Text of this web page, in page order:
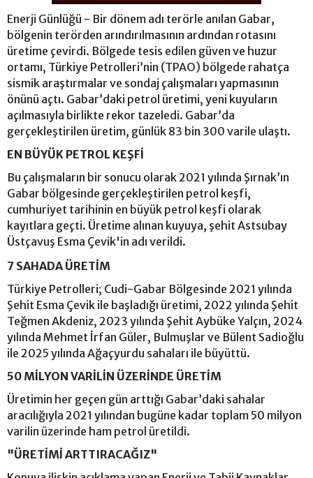
Enerji Günlüğü - Bir dönem adı terörle anılan Gabar,
bölgenin terörden arındırılmasının ardından rotasını
üretime çevirdi. Bölgede tesis edilen güven ve huzur
ortamı, Türkiye Petrolleri’nin (TPAO) bölgede rahatça
sismik araştırmalar ve sondaj çalışmaları yapmasının
önünü açtı. Gabar’daki petrol üretimi, yeni kuyuların
açılmasıyla birlikte rekor tazeledi. Gabar’da
gerçekleştirilen üretim, günlük 83 bin 300 varile ulaştı.
EN BÜYÜK PETROL KEŞFİ
Bu çalışmaların bir sonucu olarak 2021 yılında Şırnak’ın
Gabar bölgesinde gerçekleştirilen petrol keşfi,
cumhuriyet tarihinin en büyük petrol keşfi olarak
kayıtlara geçti. Üretime alınan kuyuya, şehit Astsubay
Üstçavuş Esma Çevik'in adı verildi.
7 SAHADA ÜRETİM
Türkiye Petrolleri; Cudi-Gabar Bölgesinde 2021 yılında
Şehit Esma Çevik ile başladığı üretimi, 2022 yılında Şehit
Teğmen Akdeniz, 2023 yılında Şehit Aybüke Yalçın, 2024
yılında Mehmet İrfan Güler, Bulmuşlar ve Bülent Sadioğlu
ile 2025 yılında Ağaçyurdu sahaları ile büyüttü.
50 MİLYON VARİLİN ÜZERİNDE ÜRETİM
Üretimin her geçen gün arttığı Gabar’daki sahalar
aracılığıyla 2021 yılından bugüne kadar toplam 50 milyon
varilin üzerinde ham petrol üretildi.
"ÜRETİMİ ARTTIRACAĞIZ"